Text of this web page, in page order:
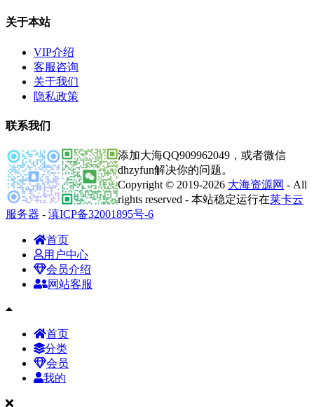
关于本站
VIP介绍
客服咨询
关于我们
隐私政策
联系我们
添加大海QQ909962049，或者微信
dhzyfun解决你的问题。
Copyright © 2019-2026 大海资源网 - All
rights reserved - 本站稳定运行在莱卡云
服务器 - 滇ICP备32001895号-6
首页
用户中心
会员介绍
网站客服
首页
分类
会员
我的